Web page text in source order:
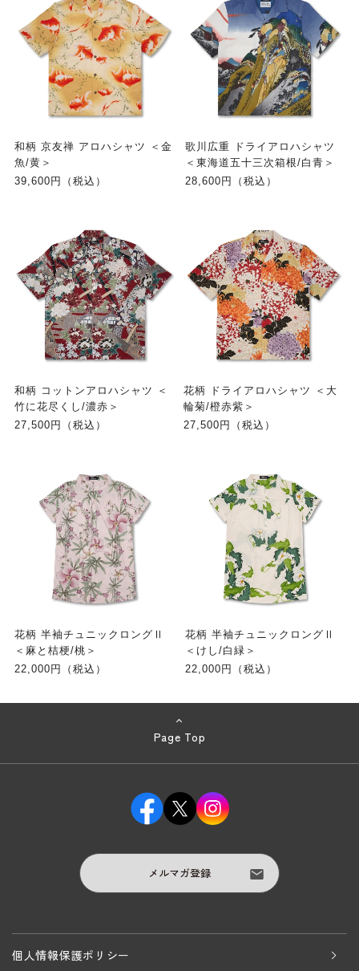
和柄 京友禅 アロハシャツ ＜金
魚/黄＞
39,600円（税込）
歌川広重 ドライアロハシャツ
＜東海道五十三次箱根/白青＞
28,600円（税込）
和柄 コットンアロハシャツ ＜
竹に花尽くし/濃赤＞
27,500円（税込）
花柄 ドライアロハシャツ ＜大
輪菊/橙赤紫＞
27,500円（税込）
花柄 半袖チュニックロングⅡ
＜麻と桔梗/桃＞
22,000円（税込）
花柄 半袖チュニックロングⅡ
＜けし/白緑＞
22,000円（税込）
Page Top
メルマガ登録
個人情報保護ポリシー